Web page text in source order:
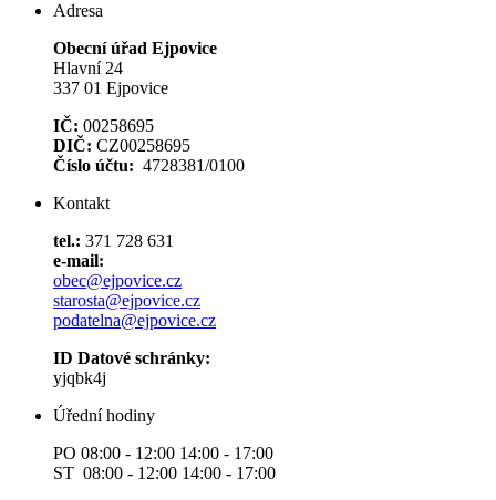
Adresa
Obecní úřad Ejpovice
Hlavní 24
337 01 Ejpovice
IČ: 00258695
DIČ: CZ00258695
Číslo účtu: 4728381/0100
Kontakt
tel.: 371 728 631
e-mail:
obec@ejpovice.cz
starosta@ejpovice.cz
podatelna@ejpovice.cz
ID Datové schránky:
yjqbk4j
Úřední hodiny
PO 08:00 - 12:00 14:00 - 17:00
ST 08:00 - 12:00 14:00 - 17:00